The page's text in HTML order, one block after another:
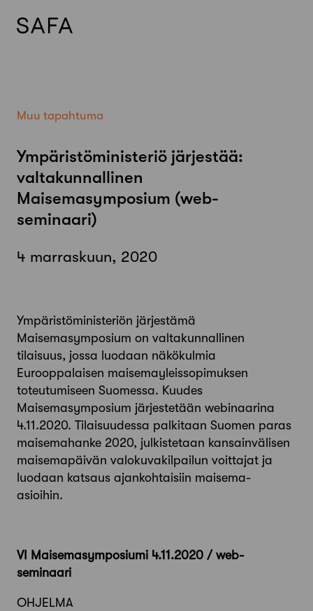
Muu tapahtuma
Ympäristöministeriö järjestää:
valtakunnallinen
Maisemasymposium (web-
seminaari)
4 marraskuun, 2020
Ympäristöministeriön järjestämä
Maisemasymposium on valtakunnallinen
tilaisuus, jossa luodaan näkökulmia
Eurooppalaisen maisemayleissopimuksen
toteutumiseen Suomessa. Kuudes
Maisemasymposium järjestetään webinaarina
4.11.2020. Tilaisuudessa palkitaan Suomen paras
maisemahanke 2020, julkistetaan kansainvälisen
maisemapäivän valokuvakilpailun voittajat ja
luodaan katsaus ajankohtaisiin maisema-
asioihin.
VI Maisemasymposiumi 4.11.2020 / web-
seminaari
OHJELMA